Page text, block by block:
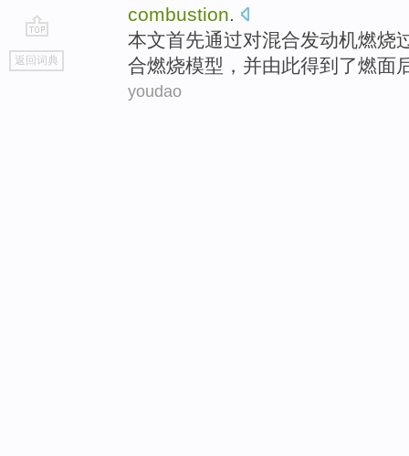
go
top
返回词典
combustion.
本文首先通过对混合发动机燃烧
合燃烧模型 ，并由此得到 了燃面
youdao